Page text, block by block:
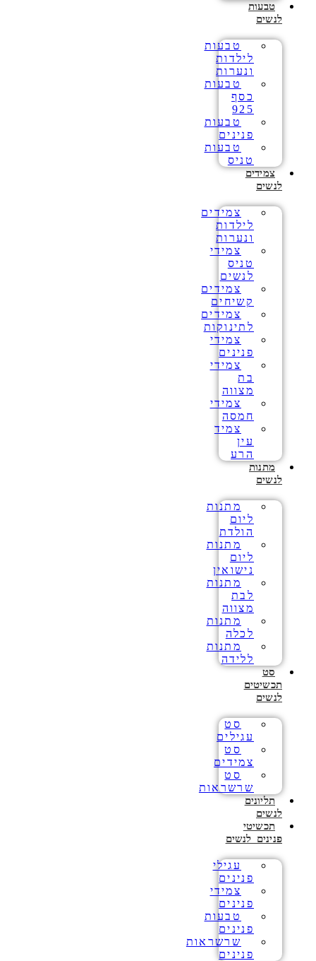
טבעות
לנשים
טבעות
לילדות
ונערות
טבעות
כסף
925
טבעות
פנינים
טבעות
טניס
צמידים
לנשים
צמידים
לילדות
ונערות
צמידי
טניס
לנשים
צמידים
קשיחים
צמידים
לתינוקות
צמידי
פנינים
צמידי
בת
מצווה
צמידי
חמסה
צמיד
עין
הרע
מתנות
לנשים
מתנות
ליום
הולדת
מתנות
ליום
נישואין
מתנות
לבת
מצווה
מתנות
לכלה
מתנות
ללידה
סט
תכשיטים
לנשים
סט
עגילים
סט
צמידים
סט
שרשראות
תליונים
לנשים
תכשיטי
פנינים לנשים
עגילי
פנינים
צמידי
פנינים
טבעות
פנינים
שרשראות
פנינים